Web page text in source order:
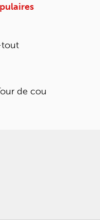
tout
de cou